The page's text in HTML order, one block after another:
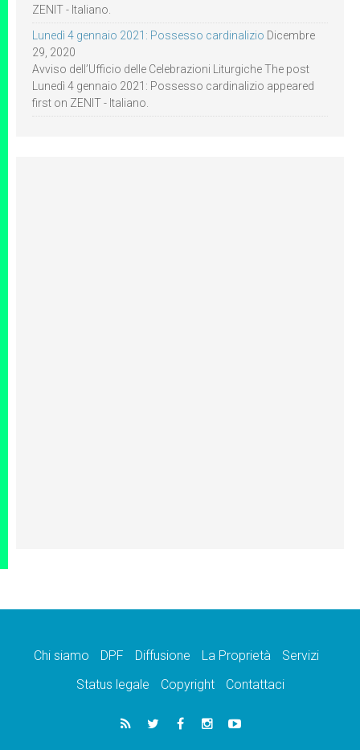
ZENIT - Italiano.
Lunedì 4 gennaio 2021: Possesso cardinalizio Dicembre
29, 2020
Avviso dell’Ufficio delle Celebrazioni Liturgiche The post
Lunedì 4 gennaio 2021: Possesso cardinalizio appeared
first on ZENIT - Italiano.
Chi siamo DPF Diffusione La Proprietà
Servizi
Status legale
Copyright Contattaci